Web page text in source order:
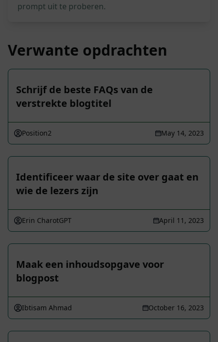
prompt uit te proberen.
Verwante opdrachten
Schrijf de beste FAQs van de
verstrekte blogtitel
Position2 May 14, 2023
Identificeer waar de site over gaat en
wie de lezers zijn
Erin CharotGPT April 11, 2023
Maak een inhoudsopgave voor
blogpost
Ibtisam Ahmad October 16, 2023